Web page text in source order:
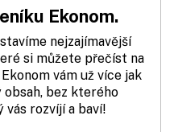
Ekonom.
nejzajímavější
si můžete přečíst na
vám už více jak
bez kterého
rozvíjí a baví!